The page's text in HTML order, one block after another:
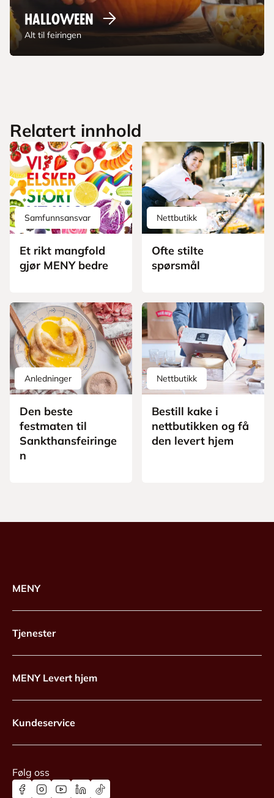
Halloween
Alt til feiringen
Relatert innhold
Samfunnsansvar
Et rikt mangfold
gjør MENY bedre
Nettbutikk
Ofte stilte
spørsmål
Anledninger
Den beste
festmaten til
Sankthansfeiringe
n
Nettbutikk
Bestill kake i
nettbutikken og få
den levert hjem
MENY
Tjenester
MENY Levert hjem
Kundeservice
Følg oss